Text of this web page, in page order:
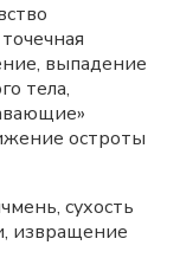
выпадение
тела,
остроты
сухость
извращение